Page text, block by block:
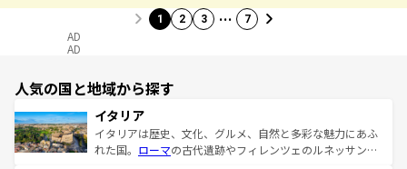
1 2 3 … 7
AD
AD
人気の国と地域から探す
イタリア
イタリアは歴史、文化、グルメ、自然と多彩な魅力にあふ
れた国。 ローマの古代遺跡やフィレンツェのルネッサンス